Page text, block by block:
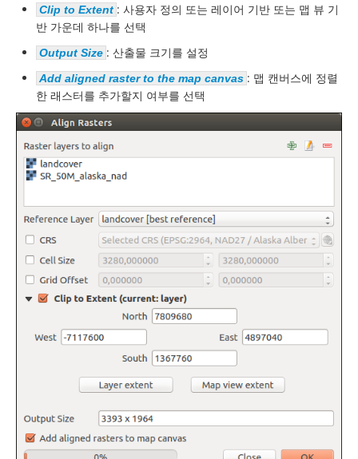
Clip to Extent : 사용자 정의 또는 레이어 기반 또는 맵 뷰 기
반 가운데 하나를 선택
Output Size : 산출물 크기를 설정
Add aligned raster to the map canvas : 맵 캔버스에 정렬
한 래스터를 추가할지 여부를 선택